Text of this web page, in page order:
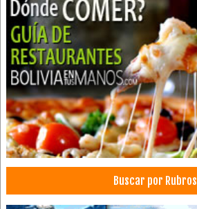
Hoteles
Hotels
Apart Hoteles
Hoteles en el Salar de Uyuni
Artículos Deportivos
Confección de Ropa Deportiva
Fábrica de Ropa Deportiva
Ropa Deportiva
Buscar por Rubros